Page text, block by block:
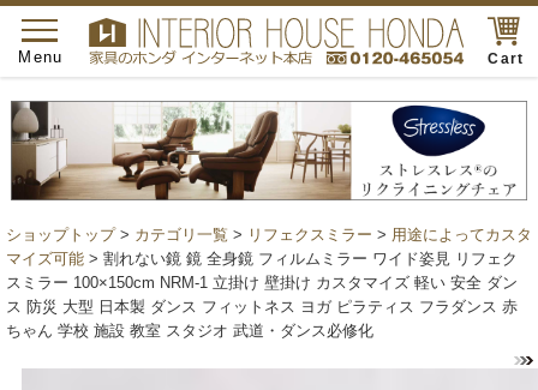
Cart
toggle
navigation
Menu
ショップトップ> カテゴリ一覧 > リフェクスミラー > 用途によってカスタ
マイズ可能 > 割れない鏡 鏡 全身鏡 フィルムミラー ワイド姿見 リフェク
スミラー 100×150cm NRM-1 立掛け 壁掛け カスタマイズ 軽い 安全 ダン
ス 防災 大型 日本製 ダンス フィットネス ヨガ ピラティス フラダンス 赤
ちゃん 学校 施設 教室 スタジオ 武道・ダンス必修化